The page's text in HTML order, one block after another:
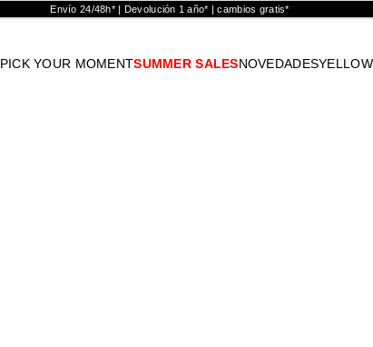
Envío 24/48h* | Devolución 1 año* | cambios gratis*
PICK YOUR MOMENTSUMMER SALESNOVEDADES